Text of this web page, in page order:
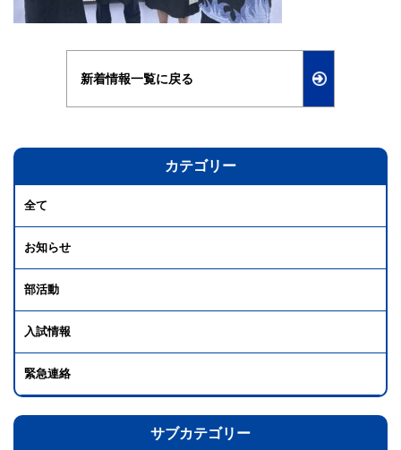
新着情報一覧に戻る
カテゴリー
全て
お知らせ
部活動
入試情報
緊急連絡
サブカテゴリー